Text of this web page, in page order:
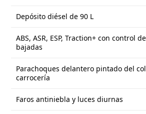
Depósito diésel de 90 L
ABS, ASR, ESP, Traction+ con control
bajadas
Parachoques delantero pintado del
carrocería
Faros antiniebla y luces diurnas